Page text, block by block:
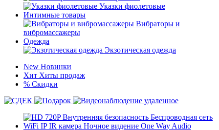
Указки фиолетовые
Интимные товары
Вибраторы и
вибромассажеры
Одежда
Экзотическая одежда
New Новинки
Хит Хиты продаж
% Скидки